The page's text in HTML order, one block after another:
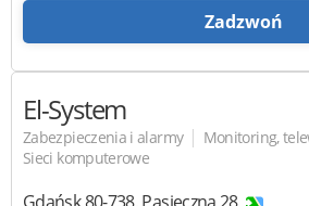
Zadzwoń
El-System
Zabezpieczenia i alarmy | Monitoring,
Sieci komputerowe